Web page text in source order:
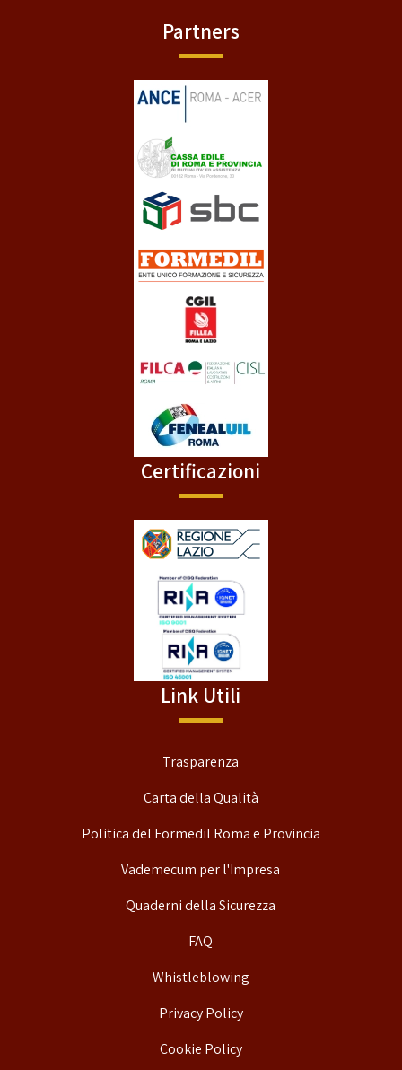
Partners
Certificazioni
Link Utili
Trasparenza
Carta della Qualità
Politica del Formedil Roma e Provincia
Vademecum per l'Impresa
Quaderni della Sicurezza
FAQ
Whistleblowing
Privacy Policy
Cookie Policy